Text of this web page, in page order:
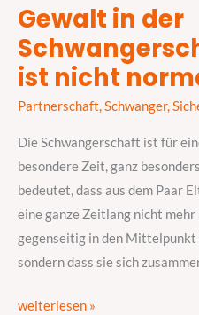
Gewalt in der
ist nicht
Partnerschaft,Schwanger,
Die Schwangerschaft ist für
besondere Zeit, ganz
bedeutet, dass aus dem Paar
eine ganze Zeitlang nicht
gegenseitig in den Mittelpunkt
sondern dass sie sich
Gewalt
in
der
Schwangerschaft:
Schlagen
ist
nicht
normal
weiterlesen »